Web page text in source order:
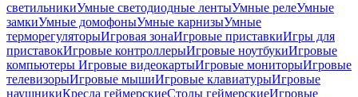
светильникиУмные светодиодные лентыУмные релеУмные
замкиУмные домофоныУмные карнизыУмные
терморегуляторыИгровая зонаИгровые приставкиИгры для
приставокИгровые контроллерыИгровые ноутбукиИгровые
компьютеры Игровые видеокартыИгровые мониторыИгровые
телевизорыИгровые мышиИгровые клавиатурыИгровые
наушникиКресла геймерскиеСтолы геймерскиеИгровые